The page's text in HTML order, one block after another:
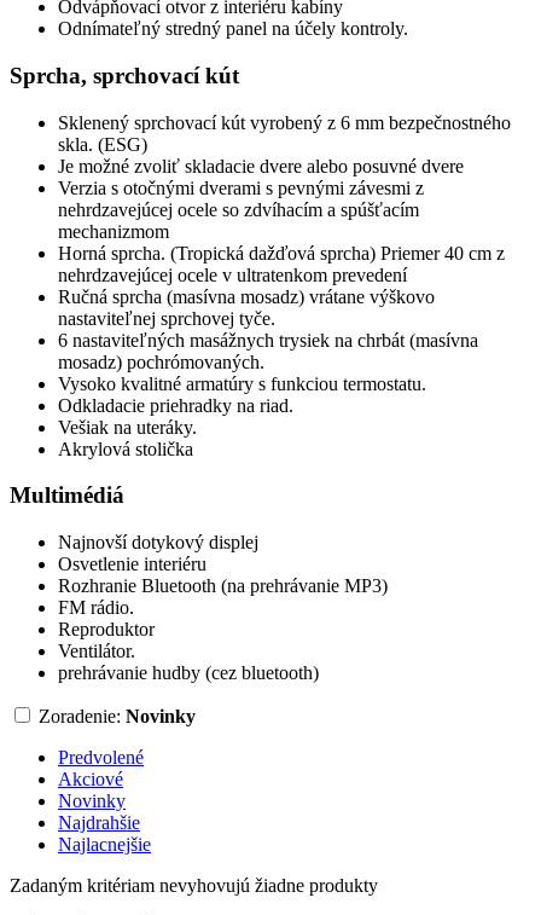
Odvápňovací otvor z interiéru kabíny
Odnímateľný stredný panel na účely kontroly.
Sprcha, sprchovací kút
Sklenený sprchovací kút vyrobený z 6 mm bezpečnostného
skla. (ESG)
Je možné zvoliť skladacie dvere alebo posuvné dvere
Verzia s otočnými dverami s pevnými závesmi z
nehrdzavejúcej ocele so zdvíhacím a spúšťacím
mechanizmom
Horná sprcha. (Tropická dažďová sprcha) Priemer 40 cm z
nehrdzavejúcej ocele v ultratenkom prevedení
Ručná sprcha (masívna mosadz) vrátane výškovo
nastaviteľnej sprchovej tyče.
6 nastaviteľných masážnych trysiek na chrbát (masívna
mosadz) pochrómovaných.
Vysoko kvalitné armatúry s funkciou termostatu.
Odkladacie priehradky na riad.
Vešiak na uteráky.
Akrylová stolička
Multimédiá
Najnovší dotykový displej
Osvetlenie interiéru
Rozhranie Bluetooth (na prehrávanie MP3)
FM rádio.
Reproduktor
Ventilátor.
prehrávanie hudby (cez bluetooth)
Zoradenie: Novinky
Predvolené
Akciové
Novinky
Najdrahšie
Najlacnejšie
Zadaným kritériam nevyhovujú žiadne produkty